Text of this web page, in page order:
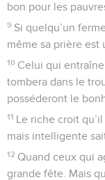
bon pour les
9 Si quelqu’un
même sa prière est
10 Celui qui
tombera dans le
posséderont le
11 Le riche croit
mais intelligente
12 Quand ceux qui
grande fête. Mais